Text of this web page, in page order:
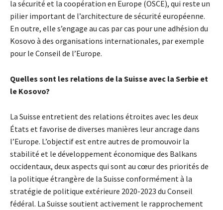
la sécurité et la coopération en Europe (OSCE), qui reste un
pilier important de l’architecture de sécurité européenne.
En outre, elle s’engage au cas par cas pour une adhésion du
Kosovo à des organisations internationales, par exemple
pour le Conseil de l’Europe.
Quelles sont les relations de la Suisse avec la Serbie et
le Kosovo?
La Suisse entretient des relations étroites avec les deux
États et favorise de diverses manières leur ancrage dans
l’Europe. L’objectif est entre autres de promouvoir la
stabilité et le développement économique des Balkans
occidentaux, deux aspects qui sont au cœur des priorités de
la politique étrangère de la Suisse conformément à la
stratégie de politique extérieure 2020-2023 du Conseil
fédéral. La Suisse soutient activement le rapprochement